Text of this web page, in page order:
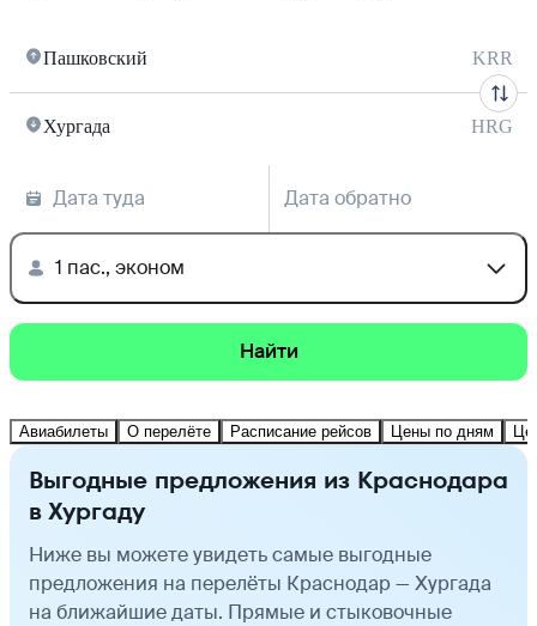
Пашковский KRR
Хургада HRG
Дата туда Дата обратно
1 пас., эконом
Найти
Авиабилеты О перелёте Расписание рейсов Цены по дням
Выгодные предложения из Краснодара
в Хургаду
Ниже вы можете увидеть самые выгодные
предложения на перелёты Краснодар — Хургада
на ближайшие даты. Прямые и стыковочные